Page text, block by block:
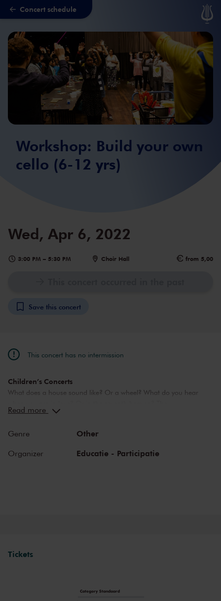
Skip to main content
Concert schedule
Workshop: Build your own
cello (6-12 yrs)
Wed, Apr 6, 2022
3:00 PM – 5:30 PM Choir Hall from 5,00
Save this concert
This concert has no intermission
Children’s Concerts
What does a house sound like? Or a wheel? What do you hear
Concertgebouw’s Children’s Concerts take children aged 4 to 12
instruments and musicians. Breathtaking music and stories that
learn about the most beautiful sounds and modern and ancient
Read more
Genre Other
Organizer Educatie - Participatie
Tickets
Category Standaard